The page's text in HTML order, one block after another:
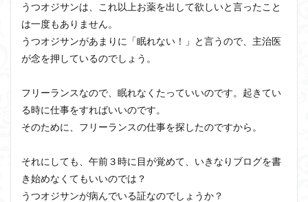
うつオジサンは、これ以上お薬を出して欲しいと言ったこと
は一度もありません。
うつオジサンがあまりに「眠れない！」と言うので、主治医
が念を押しているのでしょう。
フリーランスなので、眠れなくたっていいのです。起きてい
る時に仕事をすればいいのです。
そのために、フリーランスの仕事を探したのですから。
それにしても、午前３時に目が覚めて、いきなりブログを書
き始めなくてもいいのでは？
うつオジサンが病んでいる証なのでしょうか？